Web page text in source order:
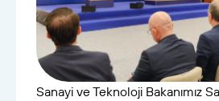
Sanayi ve Teknoloji Bakanımız